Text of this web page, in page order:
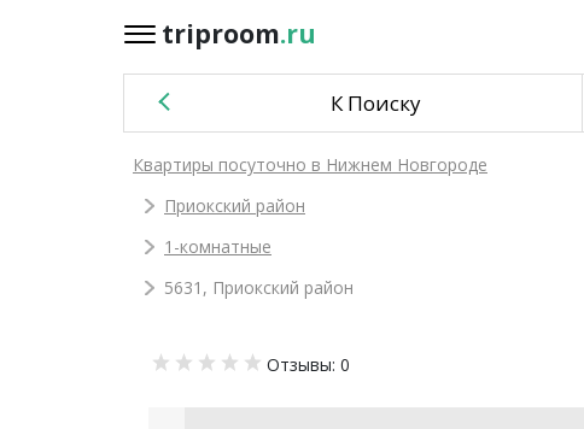
triproom.ru
triproom.ru
Войти / Зарегистрироваться
К Поиску
Квартиры посуточно в Нижнем Новгороде
Приокский район
1-комнатные
5631, Приокский район
Отзывы: 0